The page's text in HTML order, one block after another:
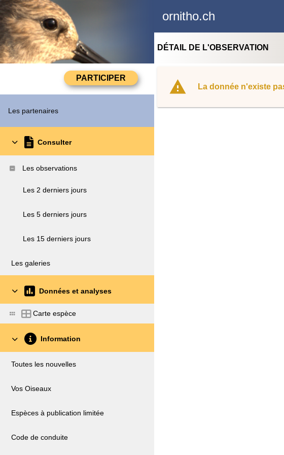
ornitho.ch
Les partenaires
Consulter
Les observations
Les 2 derniers jours
Les 5 derniers jours
Les 15 derniers jours
Les galeries
Données et analyses
Carte espèce
Information
Toutes les nouvelles
Vos Oiseaux
Espèces à publication limitée
Code de conduite
DÉTAIL DE L'OBSERVATION
La donnée n'existe